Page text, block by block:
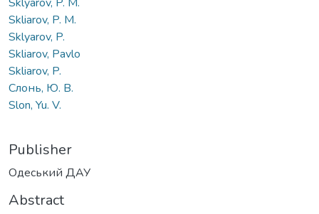
Skliarov, P. M.
Sklyarov, P.
Skliarov, Pavlo
Skliarov, P.
Слонь, Ю. В.
Slon, Yu. V.
Publisher
Одеський ДАУ
Abstract